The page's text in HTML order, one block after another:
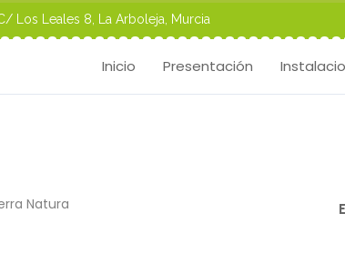
Los Leales 8, La Arboleja, Murcia
Inicio Presentación